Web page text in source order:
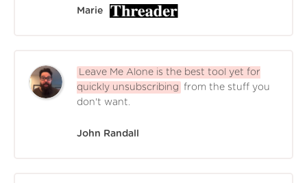
Marie
Leave Me Alone is the best tool yet for
quickly unsubscribing from the stuff you
don't want.
John Randall